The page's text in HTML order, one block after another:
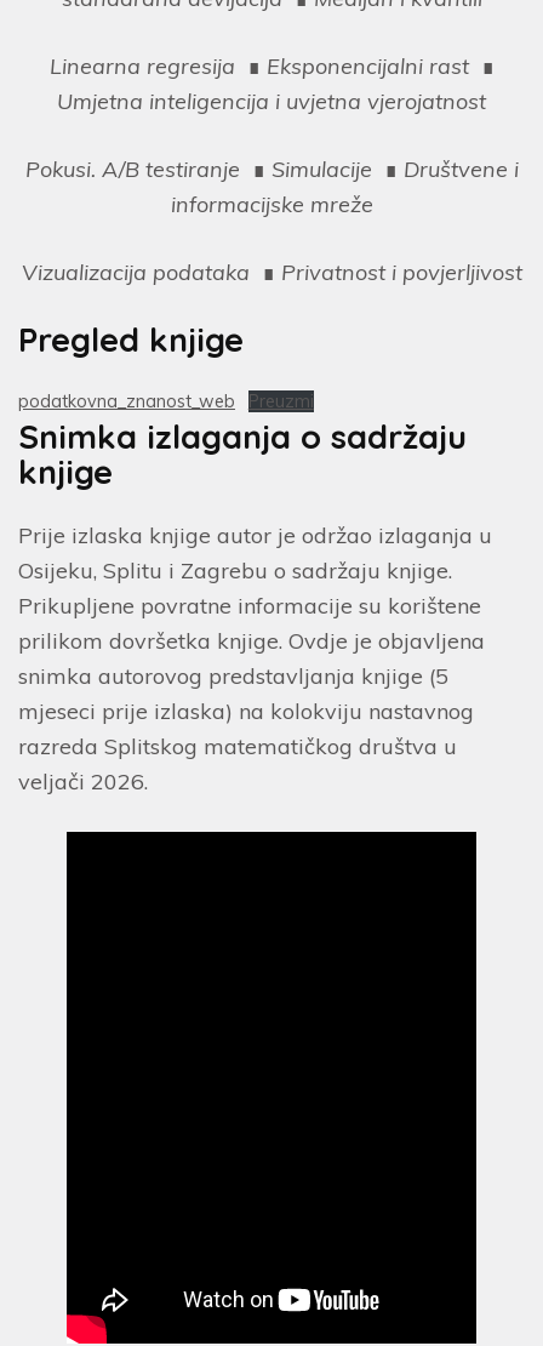
Linearna regresija ∎ Eksponencijalni rast ∎
Umjetna inteligencija i uvjetna vjerojatnost
Pokusi. A/B testiranje ∎ Simulacije ∎ Društvene i
informacijske mreže
Vizualizacija podataka ∎ Privatnost i povjerljivost
Pregled knjige
podatkovna_znanost_web Preuzmi
Snimka izlaganja o sadržaju
knjige
Prije izlaska knjige autor je održao izlaganja u
Osijeku, Splitu i Zagrebu o sadržaju knjige.
Prikupljene povratne informacije su korištene
prilikom dovršetka knjige. Ovdje je objavljena
snimka autorovog predstavljanja knjige (5
mjeseci prije izlaska) na kolokviju nastavnog
razreda Splitskog matematičkog društva u
veljači 2026.